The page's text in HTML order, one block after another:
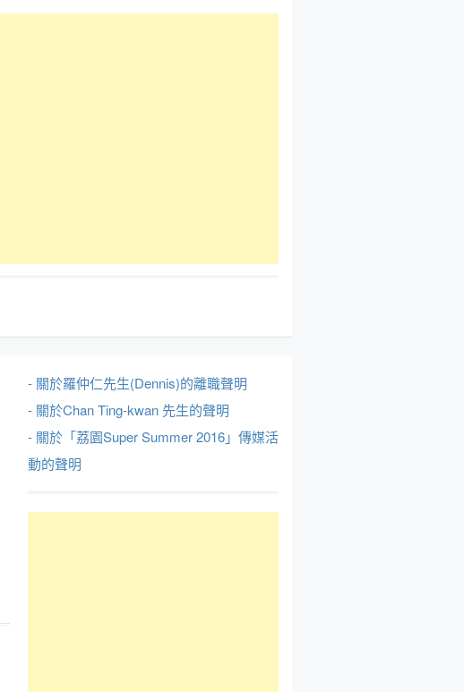
- 關於羅仲仁先生(Dennis)的離職聲明
- 關於Chan Ting-kwan 先生的聲明
- 關於「荔園Super Summer 2016」傳媒活
動的聲明